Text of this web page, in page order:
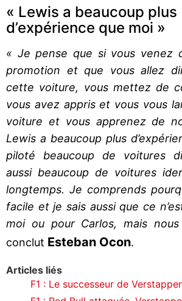
« Lewis a beaucoup plus
d’expérience que moi »
« Je pense que si vous venez
promotion et que vous allez
cette voiture, vous mettez de
vous avez appris et vous vous
voiture et vous apprenez de
Lewis a beaucoup plus
piloté beaucoup de voitures
aussi beaucoup de voitures
longtemps. Je comprends
facile et je sais aussi que ce
moi ou pour Carlos, mais
conclut Esteban Ocon.
Articles liés
F1 : Le successeur de